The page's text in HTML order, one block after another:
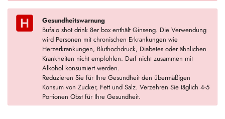
Gesundheitswarnung
Bufalo shot drink 8er box enthält Ginseng. Die Verwendung
wird Personen mit chronischen Erkrankungen wie
Herzerkrankungen, Bluthochdruck, Diabetes oder ähnlichen
Krankheiten nicht empfohlen. Darf nicht zusammen mit
Alkohol konsumiert werden.
Reduzieren Sie für Ihre Gesundheit den übermäßigen
Konsum von Zucker, Fett und Salz. Verzehren Sie täglich 4-5
Portionen Obst für Ihre Gesundheit.